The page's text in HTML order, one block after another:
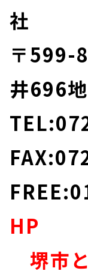
社
〒599-
井696
HP
堺市